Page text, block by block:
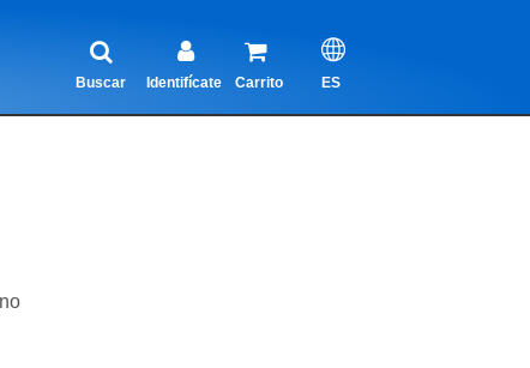
Buscar Identifícate Carrito ES